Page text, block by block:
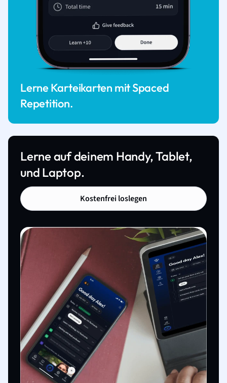
Lerne Karteikarten mit Spaced
Repetition.
Lerne auf deinem Handy, Tablet,
und Laptop.
Kostenfrei loslegen